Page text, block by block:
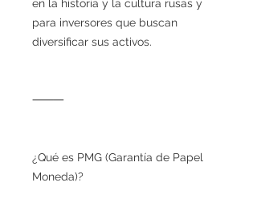
en la historia y la cultura rusas y
para inversores que buscan
diversificar sus activos.
⸻
¿Qué es PMG (Garantía de Papel
Moneda)?